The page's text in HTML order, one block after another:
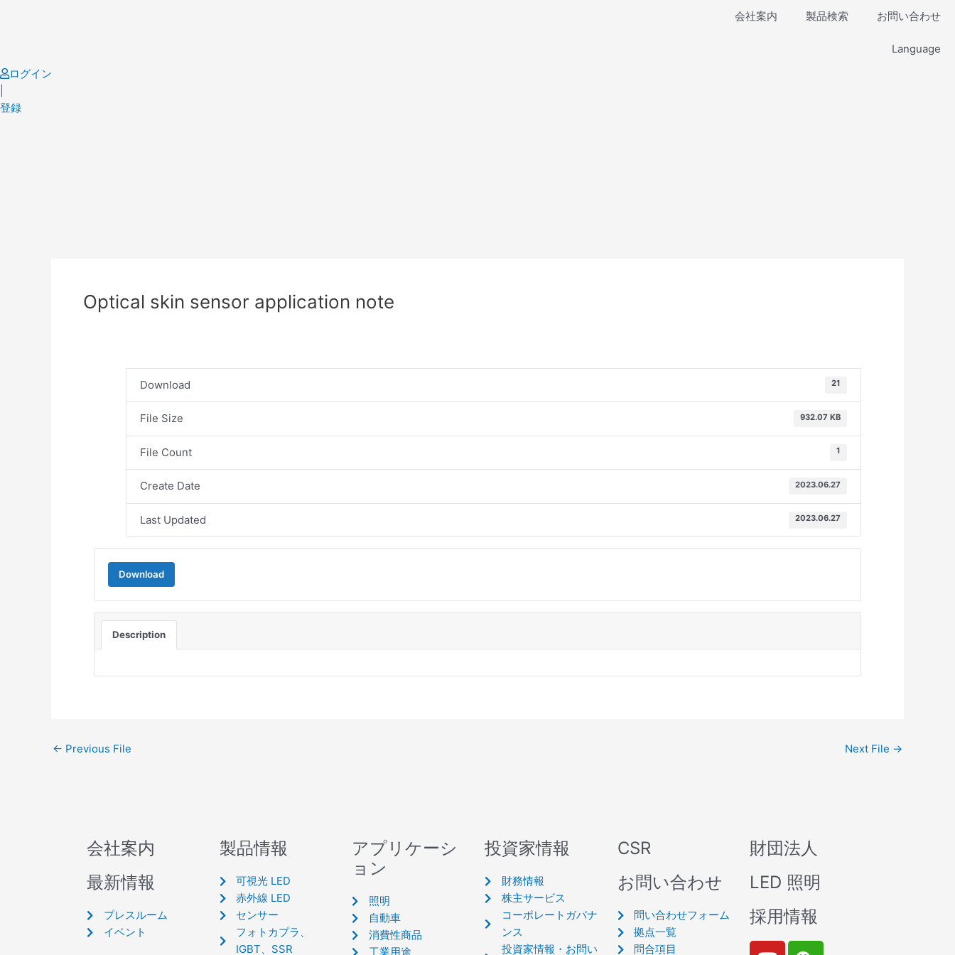
会社案内 製品検索 お問い合わせ
Language
ログイン
登録
Optical skin sensor application note
Download 21
File Size 932.07 KB
File Count 1
Create Date 2023.06.27
Last Updated 2023.06.27
Download
Description
← Previous File Next File →
会社案内
最新情報
プレスルーム
イベント
製品情報
可視光 LED
赤外線 LED
センサー
フォトカプラ、
IGBT、SSR
アプリケーシ
ョン
照明
自動車
消費性商品
工業用途
投資家情報
財務情報
株主サービス
コーポレートガバナ
ンス
投資家情報・お問い
CSR
お問い合わせ
問い合わせフォーム
拠点一覧
問合項目
財団法人
LED 照明
採用情報
Y W